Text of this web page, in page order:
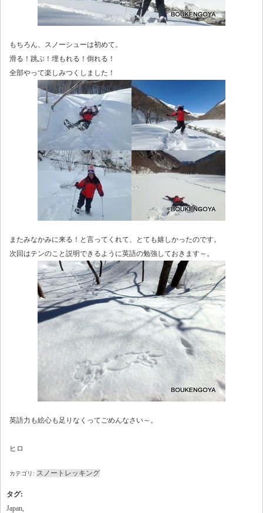
もちろん、スノーシューは初めて。
滑る！跳ぶ！埋もれる！倒れる！
全部やって楽しみつくしました！
またみなかみに来る！と言ってくれて、とても嬉しかったのです。
次回はテンのこと説明できるように英語の勉強しておきます～。
英語力も絵心も足りなくってごめんなさい～。
ヒロ
カテゴリ: スノートレッキング
タグ:
Japan